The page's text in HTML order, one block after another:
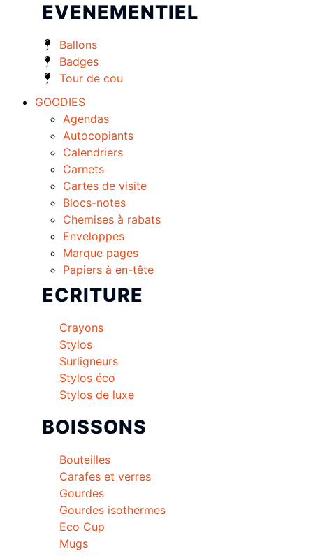
EVENEMENTIEL
Ballons
Badges
Tour de cou
GOODIES
Agendas
Autocopiants
Calendriers
Carnets
Cartes de visite
Blocs-notes
Chemises à rabats
Enveloppes
Marque pages
Papiers à en-tête
ECRITURE
Crayons
Stylos
Surligneurs
Stylos éco
Stylos de luxe
BOISSONS
Bouteilles
Carafes et verres
Gourdes
Gourdes isothermes
Eco Cup
Mugs